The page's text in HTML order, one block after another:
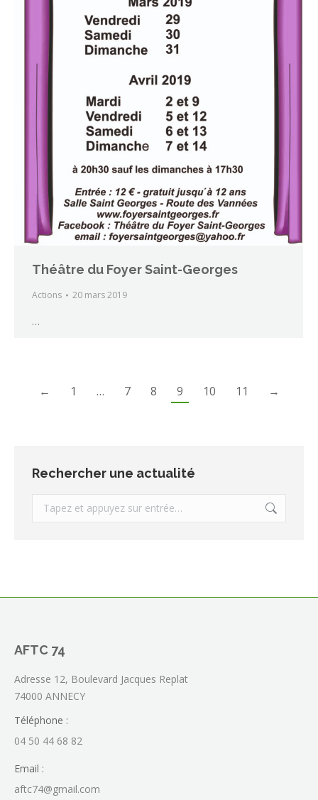
Théâtre du Foyer Saint-Georges
Actions 20 mars 2019
…
← 1 … 7 8 9 10 11 →
Rechercher une actualité
Recherche
:
AFTC 74
Adresse 12, Boulevard Jacques Replat
74000 ANNECY
Téléphone :
04 50 44 68 82
Email :
aftc74@gmail.com